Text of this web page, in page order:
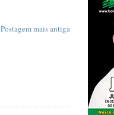
Postagem mais antiga